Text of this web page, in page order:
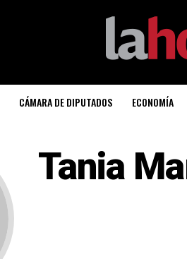
CÁMARA DE DIPUTADOS ECONOMÍA
Tania